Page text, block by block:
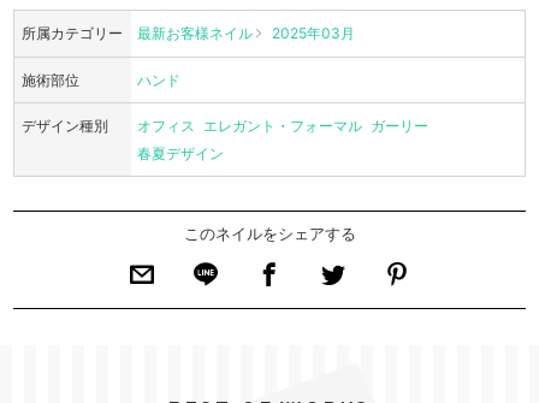
所属カテゴリー 最新お客様ネイル 2025年03月
施術部位 ハンド
デザイン種別 オフィス エレガント・フォーマル ガーリー
春夏デザイン
このネイルをシェアする